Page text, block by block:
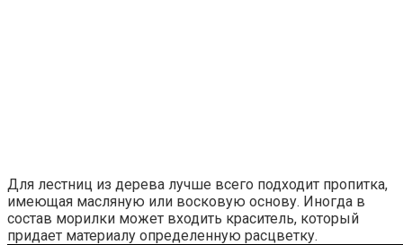
Для лестниц из дерева лучше всего подходит пропитка,
имеющая масляную или восковую основу. Иногда в
состав морилки может входить краситель, который
придает материалу определенную расцветку.